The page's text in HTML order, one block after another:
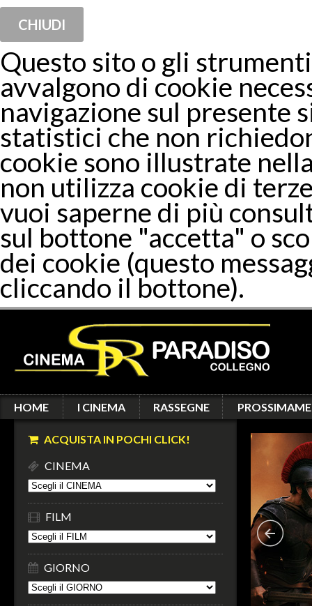
CHIUDI
Questo sito o gli
avvalgono di cookie
navigazione sul presente
statistici che non
cookie sono illustrate
non utilizza cookie di
vuoi saperne di più
sul bottone "accetta" o
dei cookie (questo
cliccando il bottone).
HOME I CINEMA RASSEGNE
ACQUISTA IN POCHI CLICK!
CINEMA
FILM
GIORNO